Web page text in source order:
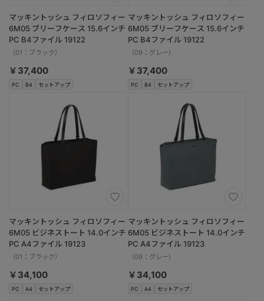
PC B4 セットアップ
マッキントッシュ フィロソフィー
6M05 ブリーフケース 15.6インチ
PC B4ファイル 19122
（01：ブラック）
￥37,400
PC B4 セットアップ
マッキントッシュ フィロソフィー
6M05 ブリーフケース 15.6インチ
PC B4ファイル 19122
（09：グレー）
￥37,400
PC A4 セットアップ
マッキントッシュ フィロソフィー
6M05 ビジネストート 14.0インチ
PC A4ファイル 19123
（01：ブラック）
￥34,100
PC A4 セットアップ
マッキントッシュ フィロソフィー
6M05 ビジネストート 14.0インチ
PC A4ファイル 19123
（09：グレー）
￥34,100